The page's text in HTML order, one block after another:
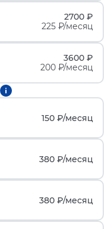
2700 ₽
225 ₽/месяц
3600 ₽
200 ₽/месяц
150 ₽/месяц
380 ₽/месяц
380 ₽/месяц